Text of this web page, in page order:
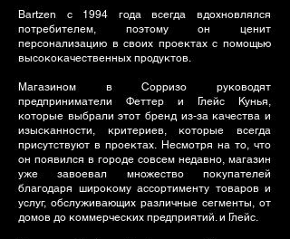
Bartzen с 1994 года всегда вдохновлялся
потребителем, поэтому он ценит
персонализацию в своих проектах с помощью
высококачественных продуктов.
Магазином в Сорризо руководят
предприниматели Феттер и Глейс Кунья,
которые выбрали этот бренд из-за качества и
изысканности, критериев, которые всегда
присутствуют в проектах. Несмотря на то, что
он появился в городе совсем недавно, магазин
уже завоевал множество покупателей
благодаря широкому ассортименту товаров и
услуг, обслуживающих различные сегменты, от
домов до коммерческих предприятий. и Глейс.